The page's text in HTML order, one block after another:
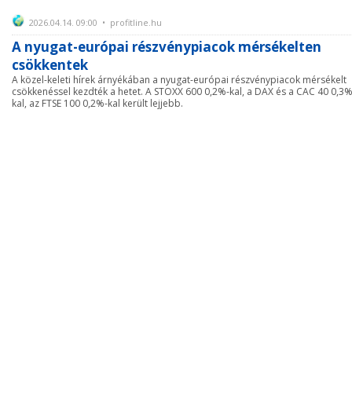
2026.04.14. 09:00 • profitline.hu
A nyugat-európai részvénypiacok mérsékelten
csökkentek
A közel-keleti hírek árnyékában a nyugat-európai részvénypiacok mérsékelt
csökkenéssel kezdték a hetet. A STOXX 600 0,2%-kal, a DAX és a CAC 40
kal, az FTSE 100 0,2%-kal került lejjebb.